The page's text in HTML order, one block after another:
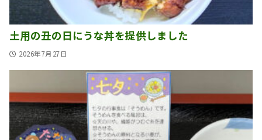
土用の丑の日にうな丼を提供しました
2026年7月27日